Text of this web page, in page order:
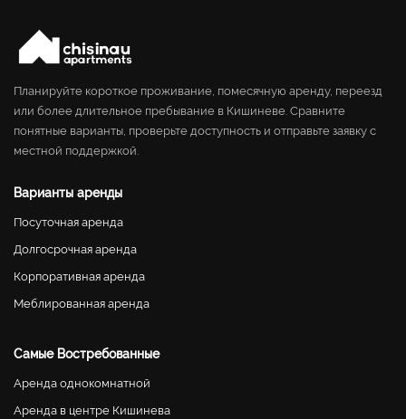
Планируйте короткое проживание, помесячную аренду, переезд
или более длительное пребывание в Кишиневе. Сравните
понятные варианты, проверьте доступность и отправьте заявку с
местной поддержкой.
Варианты аренды
Посуточная аренда
Долгосрочная аренда
Корпоративная аренда
Меблированная аренда
Самые Востребованные
Аренда однокомнатной
Аренда в центре Кишинева